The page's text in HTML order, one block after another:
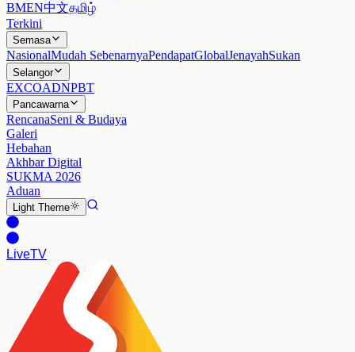
BMEN中文தமிழ்
Terkini
Semasa
NasionalMudah SebenarnyaPendapatGlobalJenayahSukan
Selangor
EXCOADNPBT
Pancawarna
RencanaSeni & Budaya
Galeri
Hebahan
Akhbar Digital
SUKMA 2026
Aduan
Light Theme
LiveTV